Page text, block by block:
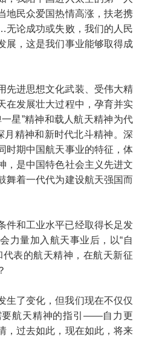
地民众爱国热情高涨，扶老携
论成功或失败，我们的人民
展，这是我们事业能够取得成
先进思想文化武装、受伟大精
在发展壮大过程中，孕育并实
星”精神和载人航天精神为代
月精神和新时代北斗精神。深
时期中国航天事业的特征，体
，是中国特色社会主义先进文
舞着一代代为建设航天强国而
件和工业水平已经取得长足发
力量加入航天事业后，以“自
表的航天精神，在航天新征
生了变化，但我们现在不仅仅
要航天精神的指引——自力更
，过去如此，现在如此，将来